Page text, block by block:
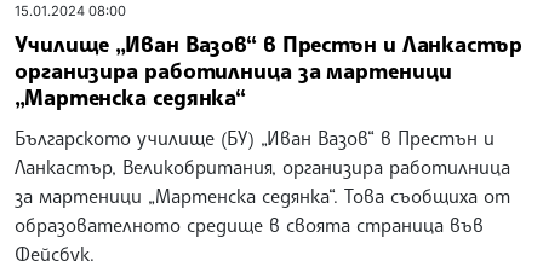
15.01.2024 08:00
Училище „Иван Вазов“ в Престън и Ланкастър
организира работилница за мартеници
„Мартенска седянка“
Българското училище (БУ) „Иван Вазов“ в Престън и
Ланкастър, Великобритания, организира работилница
за мартеници „Мартенска седянка“. Това съобщиха от
образователното средище в своята страница във
Фейсбук.